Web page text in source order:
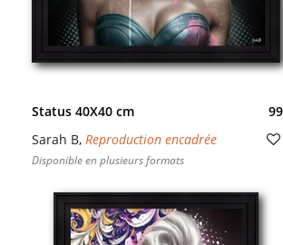
Status 40X40 cm
Sarah B,Reproduction encadrée
Disponible en plusieurs formats